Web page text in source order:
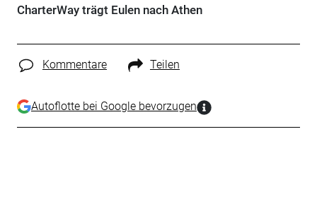
CharterWay trägt Eulen nach Athen
Kommentare Teilen
Autoflotte bei Google bevorzugen